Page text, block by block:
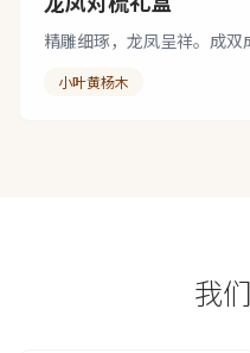
精雕细琢，龙凤呈祥。成双
小叶黄杨木
我